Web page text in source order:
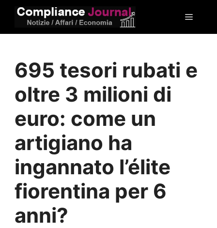
Menu
695 tesori rubati e
oltre 3 milioni di
euro: come un
artigiano ha
ingannato l’élite
fiorentina per 6
anni?